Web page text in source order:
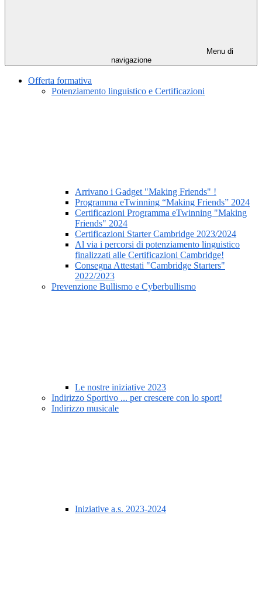
Menu di
navigazione
Offerta formativa
Potenziamento linguistico e Certificazioni
Arrivano i Gadget "Making Friends" !
Programma eTwinning “Making Friends” 2024
Certificazioni Programma eTwinning "Making
Friends" 2024
Certificazioni Starter Cambridge 2023/2024
Al via i percorsi di potenziamento linguistico
finalizzati alle Certificazioni Cambridge!
Consegna Attestati "Cambridge Starters"
2022/2023
Prevenzione Bullismo e Cyberbullismo
Le nostre iniziative 2023
Indirizzo Sportivo ... per crescere con lo sport!
Indirizzo musicale
Iniziative a.s. 2023-2024